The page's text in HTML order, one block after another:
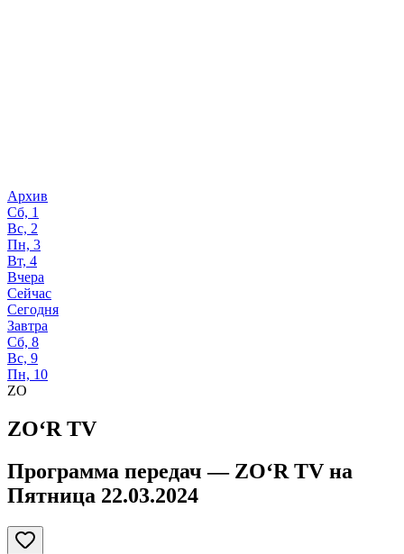
Архив
Сб, 1
Вс, 2
Пн, 3
Вт, 4
Вчера
Сейчас
Сегодня
Завтра
Сб, 8
Вс, 9
Пн, 10
ZO
ZO‘R TV
Программа передач — ZO‘R TV на
Пятница 22.03.2024